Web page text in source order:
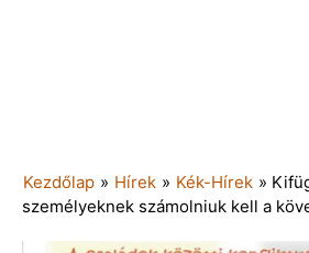
Kezdőlap » Hírek » Kék-Hírek »
személyeknek számolniuk kell a